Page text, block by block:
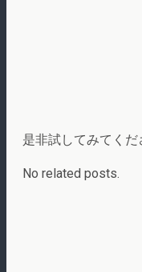
是非試してみてくだ
No related posts.